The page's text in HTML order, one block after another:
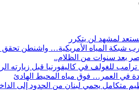
لمشهد لن يتكرر
شبكة المياه الأمريكية… واشنطن تحقق
بعد سنوات من الظلام..
للغولف في كاليفورنيا قبل زيارته
في العمر… فوق مياه المحيط الهادئ
متكامل يحمي لبنان من الحدود إلى